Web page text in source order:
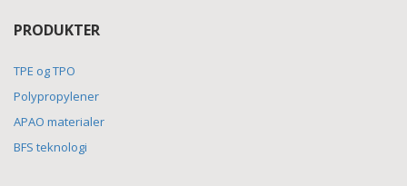
PRODUKTER
TPE og TPO
Polypropylener
APAO materialer
BFS teknologi